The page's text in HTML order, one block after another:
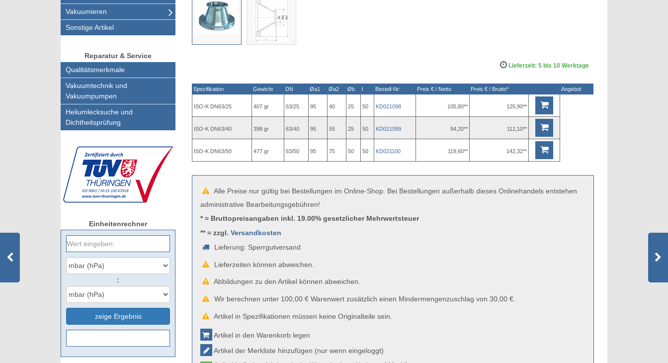
Vakuumieren
Sonstige Artikel
Reparatur & Service
Qualitätsmerkmale
Vakuumtechnik und
Vakuumpumpen
Heliumlecksuche und
Dichtheitsprüfung
Einheitenrechner
:
zeige Ergebnis
Lieferzeit: 5 bis 10 Werktage
Spezifikation Gewicht DN Øa1 Øa2 Øb l Bestell-Nr: Preis € / Netto Preis € / Brutto* Angebot
ISO-K DN63/25 407 gr 63/25 95 40 25 50 KD021098 105,80** 125,90**
ISO-K DN63/40 398 gr 63/40 95 55 25 50 KD021099 94,20** 112,10**
ISO-K DN63/50 477 gr 63/50 95 75 50 50 KD021100 119,60** 142,32**
Alle Preise nur gültig bei Bestellungen im Online-Shop. Bei Bestellungen außerhalb dieses Onlinehandels entstehen
administrative Bearbeitungsgebühren!
* = Bruttopreisangaben inkl. 19.00% gesetzlicher Mehrwertsteuer
** = zzgl.Versandkosten
Lieferung: Sperrgutversand
Lieferzeiten können abweichen.
Abbildungen zu den Artikel können abweichen.
Wir berechnen unter 100,00 € Warenwert zusätzlich einen Mindermengenzuschlag von 30,00 €.
Artikel in Spezifikationen müssen keine Originalteile sein.
Artikel in den Warenkorb legen
Artikel der Merkliste hinzufügen (nur wenn eingeloggt)